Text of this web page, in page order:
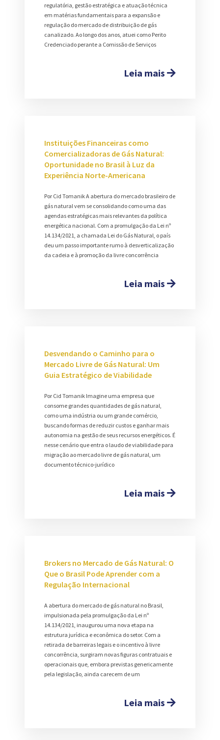
regulatória, gestão estratégica e atuação técnica
em matérias fundamentais para a expansão e
regulação do mercado de distribuição de gás
canalizado. Ao longo dos anos, atuei como Perito
Credenciado perante a Comissão de Serviços
Leia mais
Instituições Financeiras como
Comercializadoras de Gás Natural:
Oportunidade no Brasil à Luz da
Experiência Norte-Americana
Por Cid Tomanik A abertura do mercado brasileiro de
gás natural vem se consolidando como uma das
agendas estratégicas mais relevantes da política
energética nacional. Com a promulgação da Lei nº
14.134/2021, a chamada Lei do Gás Natural, o país
deu um passo importante rumo à desverticalização
da cadeia e à promoção da livre concorrência
Leia mais
Desvendando o Caminho para o
Mercado Livre de Gás Natural: Um
Guia Estratégico de Viabilidade
Por Cid Tomanik Imagine uma empresa que
consome grandes quantidades de gás natural,
como uma indústria ou um grande comércio,
buscando formas de reduzir custos e ganhar mais
autonomia na gestão de seus recursos energéticos. É
nesse cenário que entra o laudo de viabilidade para
migração ao mercado livre de gás natural, um
documento técnico-jurídico
Leia mais
Brokers no Mercado de Gás Natural: O
Que o Brasil Pode Aprender com a
Regulação Internacional
A abertura do mercado de gás natural no Brasil,
impulsionada pela promulgação da Lei nº
14.134/2021, inaugurou uma nova etapa na
estrutura jurídica e econômica do setor. Com a
retirada de barreiras legais e o incentivo à livre
concorrência, surgiram novas figuras contratuais e
operacionais que, embora previstas genericamente
pela legislação, ainda carecem de um
Leia mais